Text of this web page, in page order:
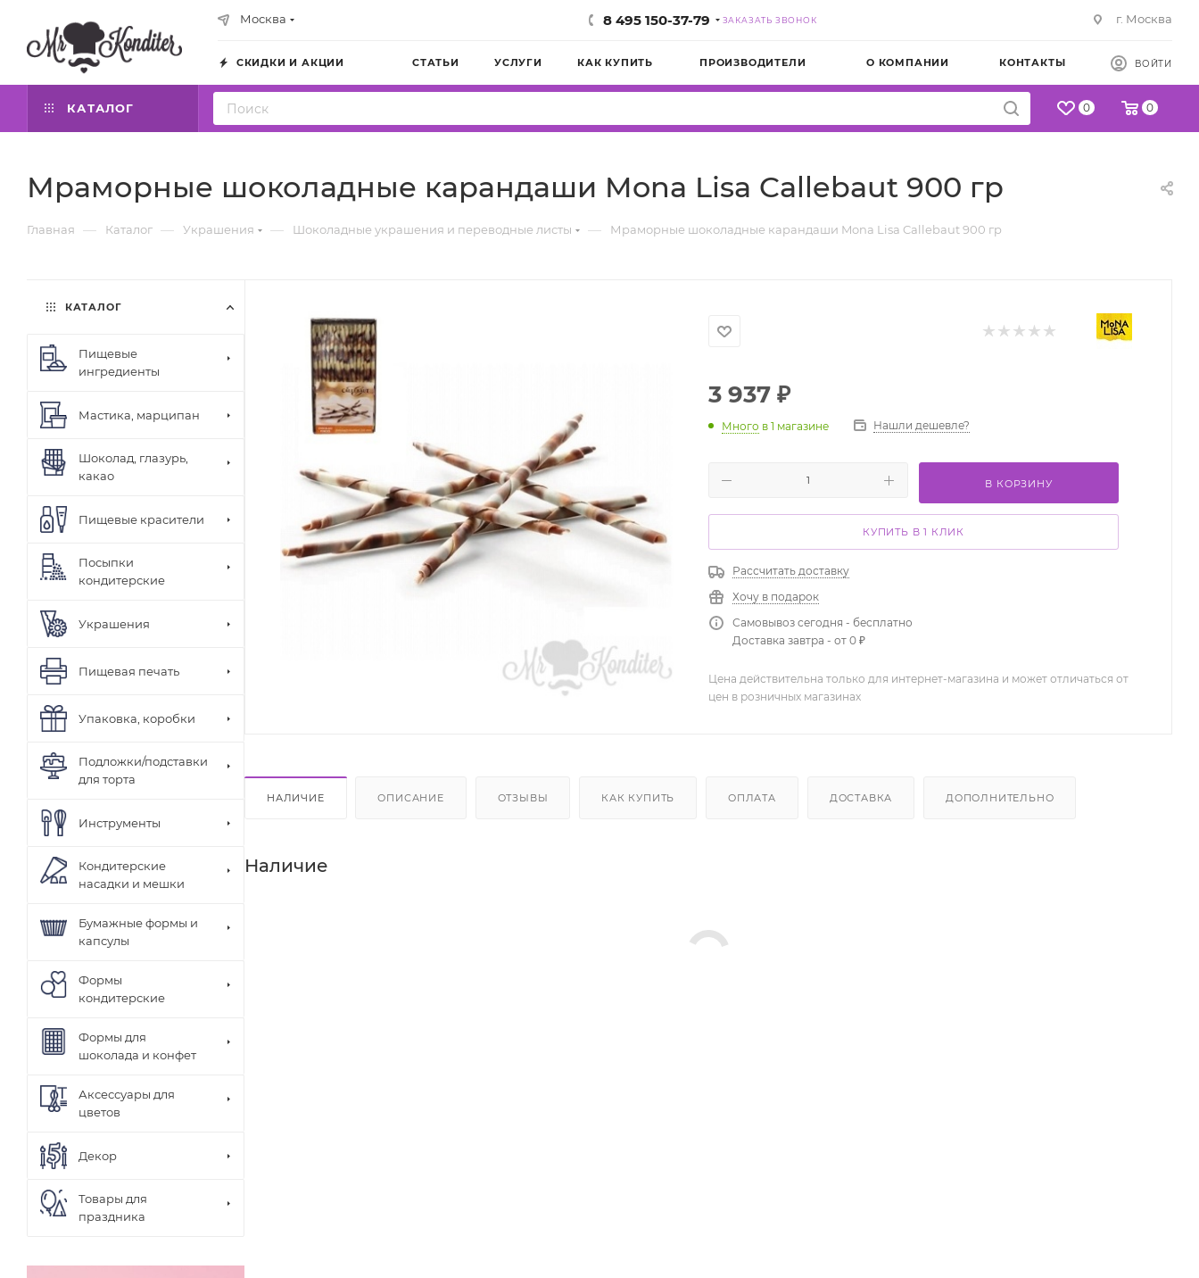
Москва 8 495 150-37-79 ЗАКАЗАТЬ ЗВОНОК г. Москва
СКИДКИ И АКЦИИ СТАТЬИ УСЛУГИ КАК КУПИТЬ ПРОИЗВОДИТЕЛИ О КОМПАНИИ КОНТАКТЫ ВОЙТИ
КАТАЛОГ 0 0
Мраморные шоколадные карандаши Mona Lisa Callebaut 900 гр
Главная — Каталог — Украшения — Шоколадные украшения и переводные листы — Мраморные шоколадные карандаши Mona Lisa Callebaut 900 гр
3 937 ₽
Много в 1 магазине Нашли дешевле?
В КОРЗИНУ
КУПИТЬ В 1 КЛИК
Рассчитать доставку
Хочу в подарок
Самовывоз сегодня - бесплатно
Доставка завтра - от 0 ₽
Цена действительна только для интернет-магазина и может отличаться от
цен в розничных магазинах
НАЛИЧИЕ ОПИСАНИЕ ОТЗЫВЫ КАК КУПИТЬ ОПЛАТА ДОСТАВКА ДОПОЛНИТЕЛЬНО
Наличие
КАТАЛОГ
Пищевые
ингредиенты
Мастика, марципан
Шоколад, глазурь,
какао
Пищевые красители
Посыпки
кондитерские
Украшения
Пищевая печать
Упаковка, коробки
Подложки/подставки
для торта
Инструменты
Кондитерские
насадки и мешки
Бумажные формы и
капсулы
Формы
кондитерские
Формы для
шоколада и конфет
Аксессуары для
цветов
Декор
Товары для
праздника